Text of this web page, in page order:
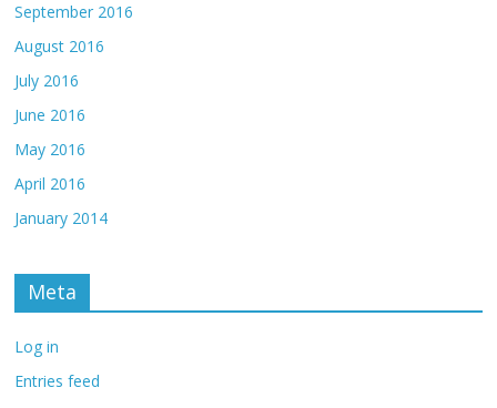
September 2016
August 2016
July 2016
June 2016
May 2016
April 2016
January 2014
Meta
Log in
Entries feed